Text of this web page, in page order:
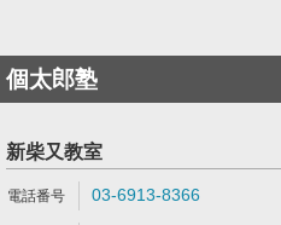
個太郎塾
新柴又教室
03-6913-8366